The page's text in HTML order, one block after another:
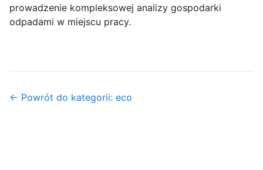
prowadzenie kompleksowej analizy gospodarki
odpadami w miejscu pracy.
← Powrót do kategorii: eco